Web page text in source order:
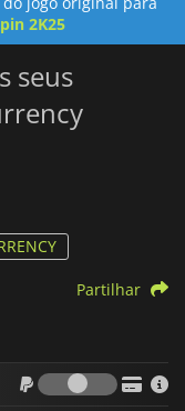
2K25
seus
Partilhar
Taxas